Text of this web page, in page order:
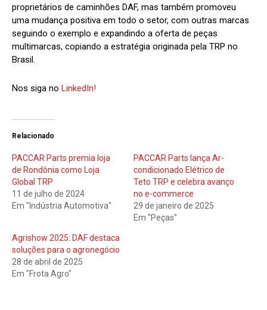
proprietários de caminhões DAF, mas também promoveu
uma mudança positiva em todo o setor, com outras marcas
seguindo o exemplo e expandindo a oferta de peças
multimarcas, copiando a estratégia originada pela TRP no
Brasil.
Nos siga no LinkedIn!
Relacionado
PACCAR Parts premia loja
de Rondônia como Loja
Global TRP
11 de julho de 2024
Em "Indústria Automotiva"
PACCAR Parts lança Ar-
condicionado Elétrico de
Teto TRP e celebra avanço
no e-commerce
29 de janeiro de 2025
Em "Peças"
Agrishow 2025: DAF destaca
soluções para o agronegócio
28 de abril de 2025
Em "Frota Agro"